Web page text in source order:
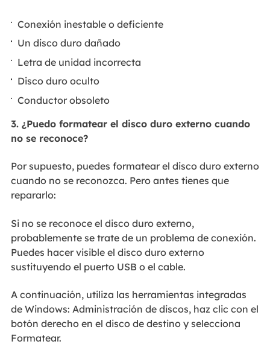
Conexión inestable o deficiente
Un disco duro dañado
Letra de unidad incorrecta
Disco duro oculto
Conductor obsoleto
3. ¿Puedo formatear el disco duro externo cuando
no se reconoce?
Por supuesto, puedes formatear el disco duro externo
cuando no se reconozca. Pero antes tienes que
repararlo:
Si no se reconoce el disco duro externo,
probablemente se trate de un problema de conexión.
Puedes hacer visible el disco duro externo
sustituyendo el puerto USB o el cable.
A continuación, utiliza las herramientas integradas
de Windows: Administración de discos, haz clic con el
botón derecho en el disco de destino y selecciona
Formatear.